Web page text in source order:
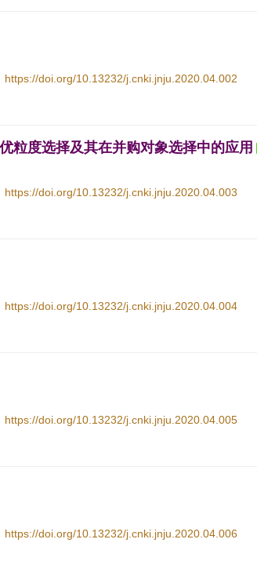
https://doi.org/10.13232/j.cnki.jnju.2020.04.002
粒度选择及其在并购对象选择中的应用
https://doi.org/10.13232/j.cnki.jnju.2020.04.003
https://doi.org/10.13232/j.cnki.jnju.2020.04.004
https://doi.org/10.13232/j.cnki.jnju.2020.04.005
https://doi.org/10.13232/j.cnki.jnju.2020.04.006